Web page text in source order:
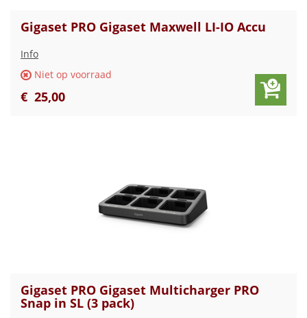
Gigaset PRO Gigaset Maxwell LI-IO Accu
Info
Niet op voorraad
€ 25,00
Gigaset PRO Gigaset Multicharger PRO
Snap in SL (3 pack)